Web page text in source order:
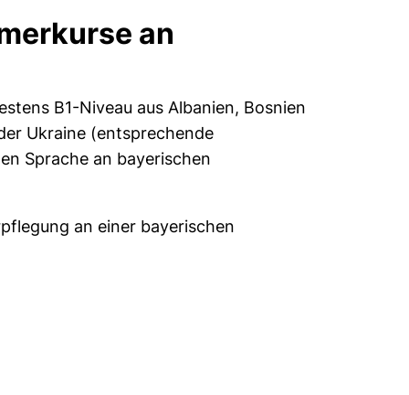
an
B1-Niveau aus Albanien, Bosnien
Ukraine (entsprechende
Sprache an bayerischen
an einer bayerischen